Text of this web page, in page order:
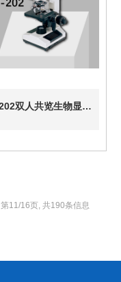
XSP-202双人共览生物显微镜
第11/16页, 共190条信息